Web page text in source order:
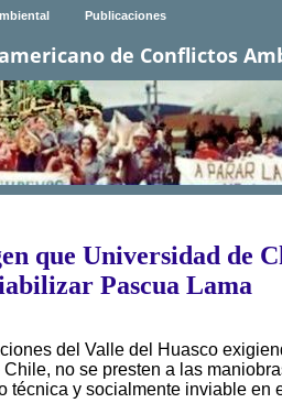
Publicaciones
de Conflictos
que Universidad de
Pascua Lama
del Valle del Huasco
no se presten a las
técnica y socialmente inviable en